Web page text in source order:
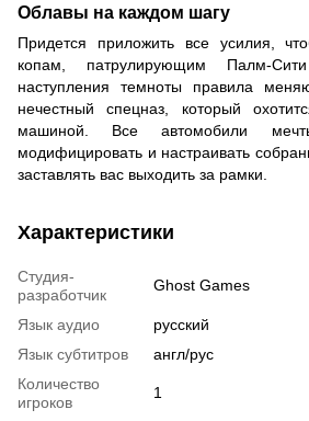
Облавы на каждом шагу
Придется приложить все усилия,
копам, патрулирующим Палм-
наступления темноты правила
нечестный спецназ, который
машиной. Все автомобили
модифицировать и настраивать
заставлять вас выходить за рамки.
Характеристики
Студия-
разработчик
Ghost Games
Язык аудио
русский
Язык субтитров
англ/рус
Количество
игроков
1